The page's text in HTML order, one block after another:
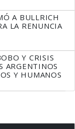
A BULLRICH
LA RENUNCIA
Y CRISIS
ARGENTINOS
Y HUMANOS